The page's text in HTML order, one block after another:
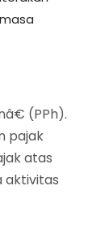
(PPh).
pajak
atas
aktivitas